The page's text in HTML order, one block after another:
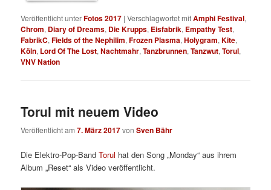
Veröffentlicht unterFotos 2017 |Verschlagwortet mitAmphi Festival,
Chrom, Diary of Dreams, Die Krupps, Eisfabrik, Empathy Test,
FabrikC,Fields of the Nephilim,Frozen Plasma,Holygram,Kite,
Köln, Lord Of The Lost,Nachtmahr,Tanzbrunnen,Tanzwut,Torul,
VNV Nation
Torul mit neuem Video
Veröffentlicht am7. März 2017vonSven Bähr
Die Elektro-Pop-BandTorul hat den Song „Monday“ aus ihrem
Album „Reset“ als Video veröffentlicht.